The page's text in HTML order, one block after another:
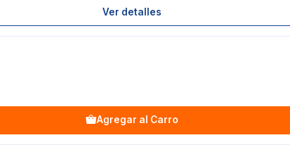
Ver detalles
Agregar al Carro